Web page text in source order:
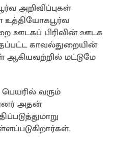
அறிவிப்புகள்
ஊடகப் பிரிவின் ஊடக
காவல்துறையின்
மட்டுமே
வரும்
அதன்